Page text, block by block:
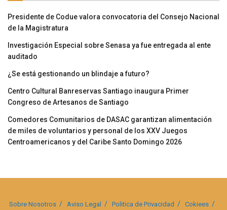
Presidente de Codue valora convocatoria del Consejo Nacional
de la Magistratura
Investigación Especial sobre Senasa ya fue entregada al ente
auditado
¿Se está gestionando un blindaje a futuro?
Centro Cultural Banreservas Santiago inaugura Primer
Congreso de Artesanos de Santiago
Comedores Comunitarios de DASAC garantizan alimentación
de miles de voluntarios y personal de los XXV Juegos
Centroamericanos y del Caribe Santo Domingo 2026
Sobre Nosotros Aviso Legal Politica de Privacidad Cokiees